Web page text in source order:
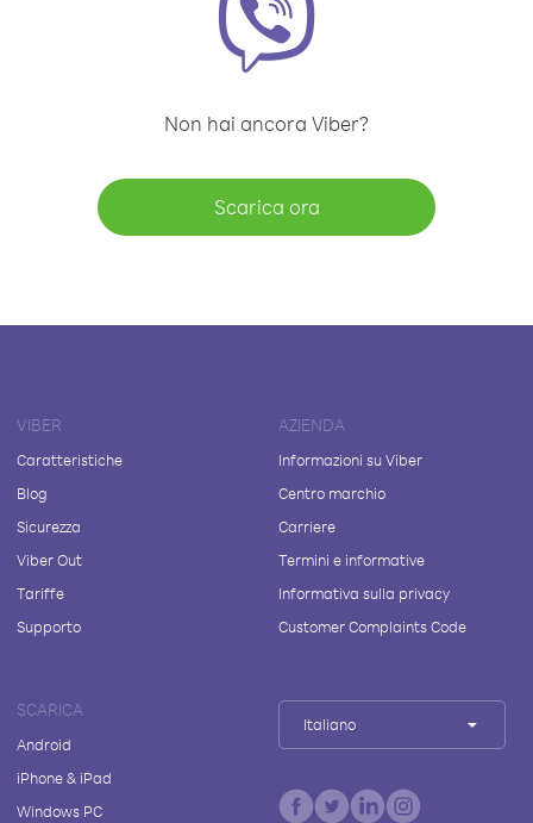
Non hai ancora Viber?
Scarica ora
VIBER
Caratteristiche
Blog
Sicurezza
Viber Out
Tariffe
Supporto
AZIENDA
Informazioni su Viber
Centro marchio
Carriere
Termini e informative
Informativa sulla privacy
Customer Complaints Code
SCARICA
Android
iPhone & iPad
Windows PC
Italiano